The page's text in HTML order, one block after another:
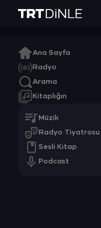
Ana Sayfa
Radyo
Arama
Kitaplığın
Müzik
Radyo Tiyatrosu
Sesli Kitap
Podcast